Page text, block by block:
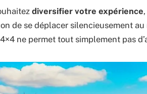
diversifier votre expérience
de se déplacer silencieusement
ne permet tout simplement pas